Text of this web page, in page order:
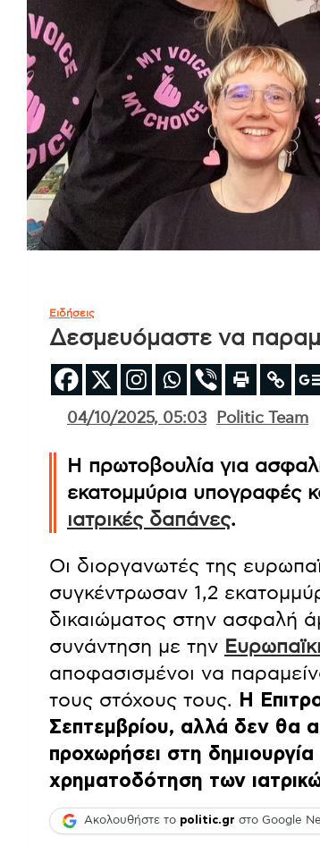
Ειδήσεις
Δεσμευόμαστε να
04/10/2025, 05:03 Politic Team
Η πρωτοβουλία για
εκατομμύρια υπογραφές
ιατρικές δαπάνες.
Οι διοργανωτές της
συγκέντρωσαν 1,2
δικαιώματος στην ασφαλή
συνάντηση με την
αποφασισμένοι να
τους στόχους τους.
Η
Σεπτεμβρίου, αλλά δεν θα
προχωρήσει στη
χρηματοδότηση των
Ακολουθήστε το politic.gr στο Google